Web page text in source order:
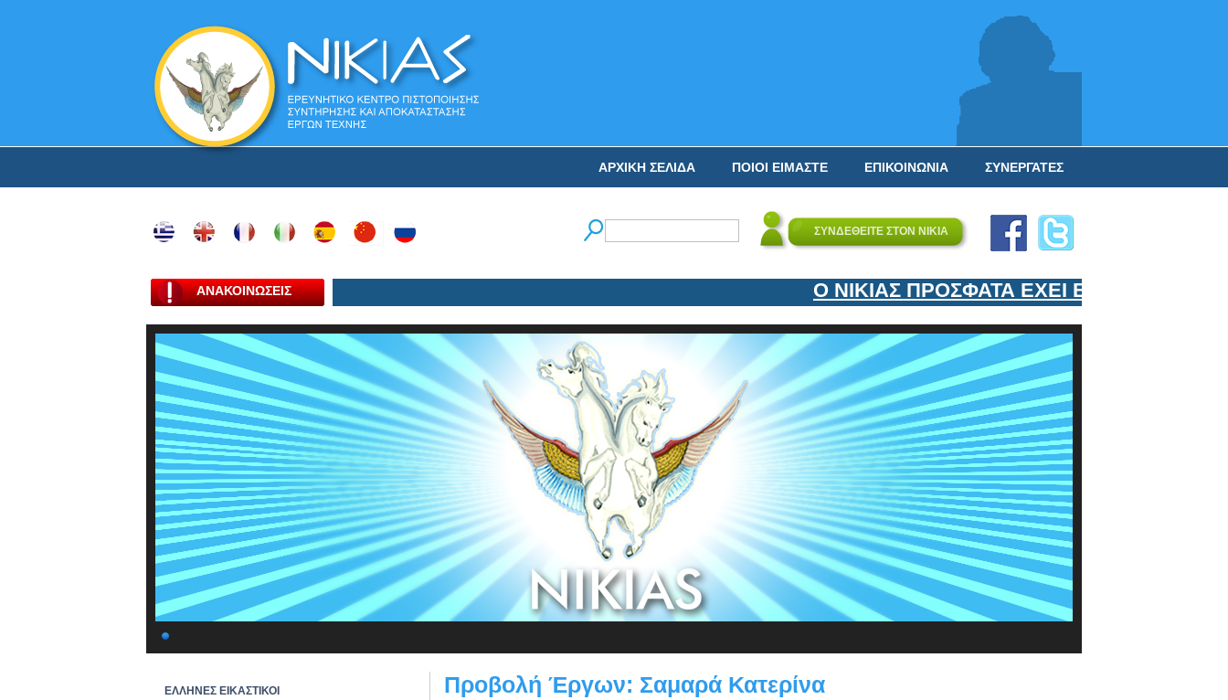
ΣΥΝΕΡΓΑΤΕΣ
ΕΠΙΚΟΙΝΩΝΙΑ
ΠΟΙΟΙ ΕΙΜΑΣΤΕ
ΑΡΧΙΚΗ ΣΕΛΙΔΑ
ΣΥΝΔΕΘΕΙΤΕ ΣΤΟΝ ΝΙΚΙΑ
ΑΝΑΚΟΙΝΩΣΕΙΣ Ο ΝΙΚΙΑΣ ΠΡΟΣΦΑΤΑ ΕΧΕΙ ΕΝΤΑΞΕΙ ΣΤΟΝ
ΕΛΛΗΝΕΣ ΕΙΚΑΣΤΙΚΟΙ Προβολή Έργων: Σαμαρά Κατερίνα